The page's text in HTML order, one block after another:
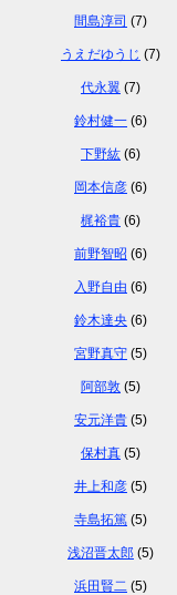
間島淳司 (7)
うえだゆうじ (7)
代永翼 (7)
鈴村健一 (6)
下野紘 (6)
岡本信彦 (6)
梶裕貴 (6)
前野智昭 (6)
入野自由 (6)
鈴木達央 (6)
宮野真守 (5)
阿部敦 (5)
安元洋貴 (5)
保村真 (5)
井上和彦 (5)
寺島拓篤 (5)
浅沼晋太郎 (5)
浜田賢二 (5)